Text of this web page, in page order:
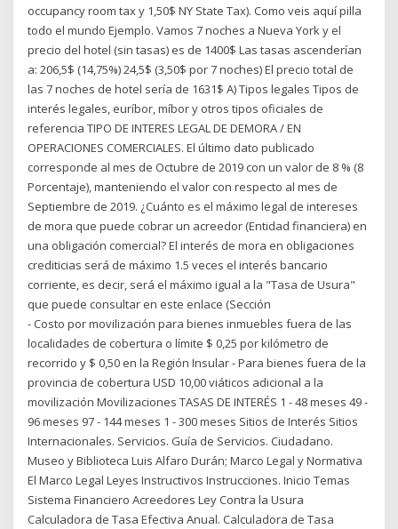
occupancy room tax y 1,50$ NY State Tax). Como veis aquí pilla
todo el mundo Ejemplo. Vamos 7 noches a Nueva York y el
precio del hotel (sin tasas) es de 1400$ Las tasas ascenderían
a: 206,5$ (14,75%) 24,5$ (3,50$ por 7 noches) El precio total de
las 7 noches de hotel sería de 1631$ A) Tipos legales Tipos de
interés legales, euríbor, míbor y otros tipos oficiales de
referencia TIPO DE INTERES LEGAL DE DEMORA / EN
OPERACIONES COMERCIALES. El último dato publicado
corresponde al mes de Octubre de 2019 con un valor de 8 % (8
Porcentaje), manteniendo el valor con respecto al mes de
Septiembre de 2019. ¿Cuánto es el máximo legal de intereses
de mora que puede cobrar un acreedor (Entidad financiera) en
una obligación comercial? El interés de mora en obligaciones
crediticias será de máximo 1.5 veces el interés bancario
corriente, es decir, será el máximo igual a la "Tasa de Usura"
que puede consultar en este enlace (Sección
- Costo por movilización para bienes inmuebles fuera de las
localidades de cobertura o límite $ 0,25 por kilómetro de
recorrido y $ 0,50 en la Región Insular - Para bienes fuera de la
provincia de cobertura USD 10,00 viáticos adicional a la
movilización Movilizaciones TASAS DE INTERÉS 1 - 48 meses 49 -
96 meses 97 - 144 meses 1 - 300 meses Sitios de Interés Sitios
Internacionales. Servicios. Guía de Servicios. Ciudadano.
Museo y Biblioteca Luis Alfaro Durán; Marco Legal y Normativa
El Marco Legal Leyes Instructivos Instrucciones. Inicio Temas
Sistema Financiero Acreedores Ley Contra la Usura
Calculadora de Tasa Efectiva Anual. Calculadora de Tasa